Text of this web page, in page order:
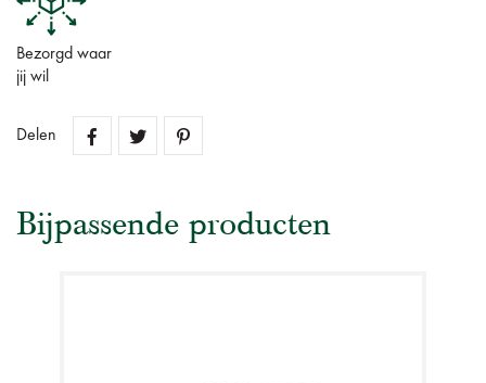
Bezorgd waar
jij wil
Delen
Bijpassende producten